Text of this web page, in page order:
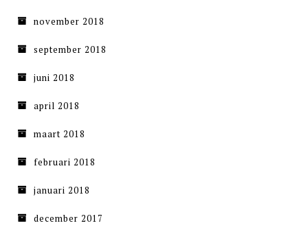
november 2018
september 2018
juni 2018
april 2018
maart 2018
februari 2018
januari 2018
december 2017